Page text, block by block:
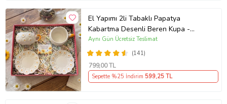
El Yapımı 2li Tabaklı Papatya
Kabartma Desenli Beren Kupa -
Seviyor Sevmiyor
(141)
Aynı Gün Ücretsiz Teslimat
799,00 TL
Sepette %25 İndirim 599,25 TL